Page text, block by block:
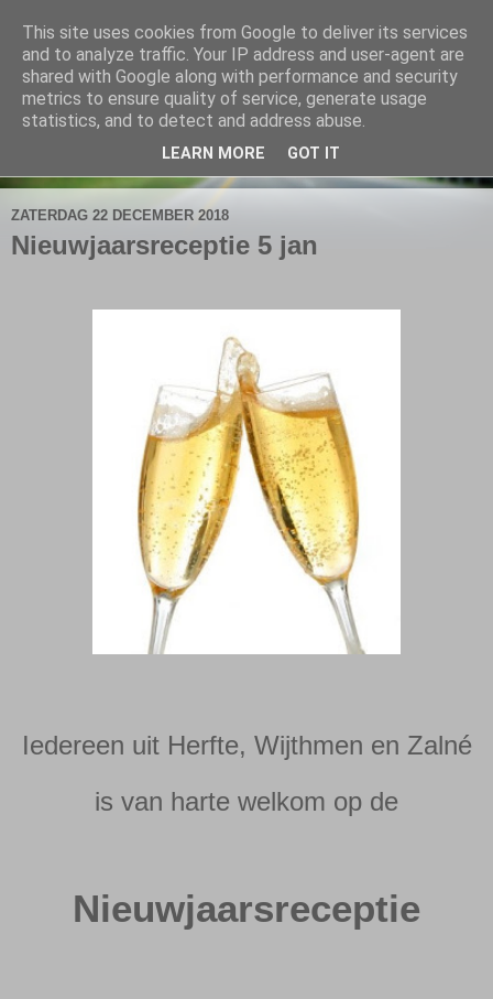
De Elshofbode
Nieuws uit Wijthmen, Herfte en Zalné.
ZATERDAG 22 DECEMBER 2018
Nieuwjaarsreceptie 5 jan
Iedereen uit Herfte, Wijthmen en Zalné
is van harte welkom op de
Nieuwjaarsreceptie
This site uses cookies from Google to deliver its services
and to analyze traffic. Your IP address and user-agent are
shared with Google along with performance and security
metrics to ensure quality of service, generate usage
statistics, and to detect and address abuse.
LEARN MORE GOT IT